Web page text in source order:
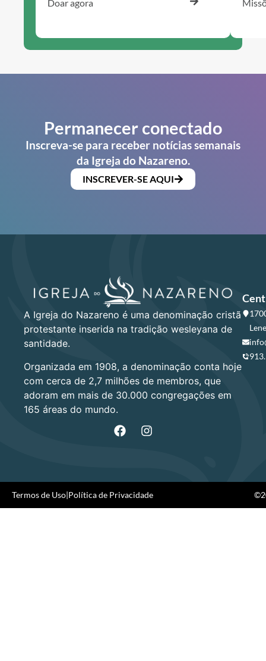
Doar agora
Permanecer conectado
Inscreva-se para receber notícias semanais
da Igreja do Nazareno.
INSCREVER-SE AQUI
A Igreja do Nazareno é uma denominação cristã
protestante inserida na tradição wesleyana de
santidade.
Organizada em 1908, a denominação conta hoje
com cerca de 2,7 milhões de membros, que
adoram em mais de 30.000 congregações em
165 áreas do mundo.
Termos de Uso|Política de Privacidade